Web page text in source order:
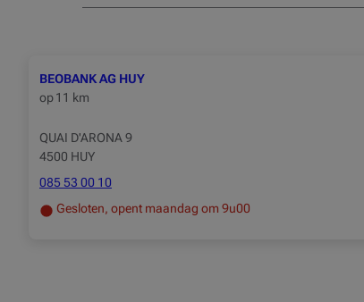
BEOBANK AG HUY
op11 km
QUAI D'ARONA 9
4500 HUY
085 53 00 10
Gesloten, opent maandag om 9u00